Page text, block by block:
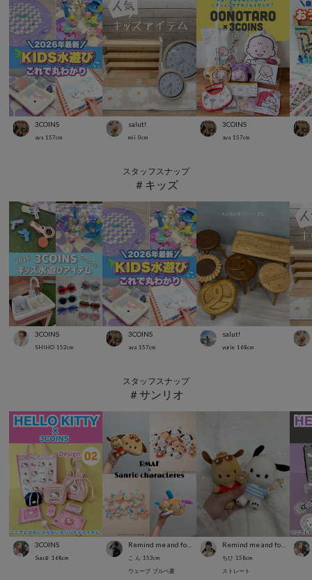
3COINS
aya 157cm
salut!
mii 0cm
3COINS
aya 157cm
スタッフスナップ
＃キッズ
3COINS
SHIHO 152cm
3COINS
aya 157cm
salut!
yurie 168cm
スタッフスナップ
＃サンリオ
3COINS
Suu☺︎ 168cm こ ん 153cm
ウェーブ ブルベ夏
Remind me and forever
ちひ 158cm
ストレート